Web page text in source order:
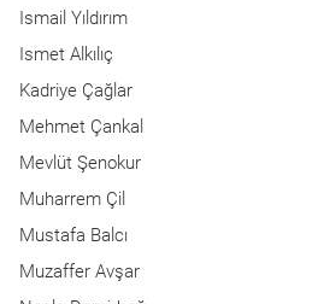
Ismail Yıldırım
Ismet Alkılıç
Kadriye Çağlar
Mehmet Çankal
Mevlüt Şenokur
Muharrem Çil
Mustafa Balcı
Muzaffer Avşar